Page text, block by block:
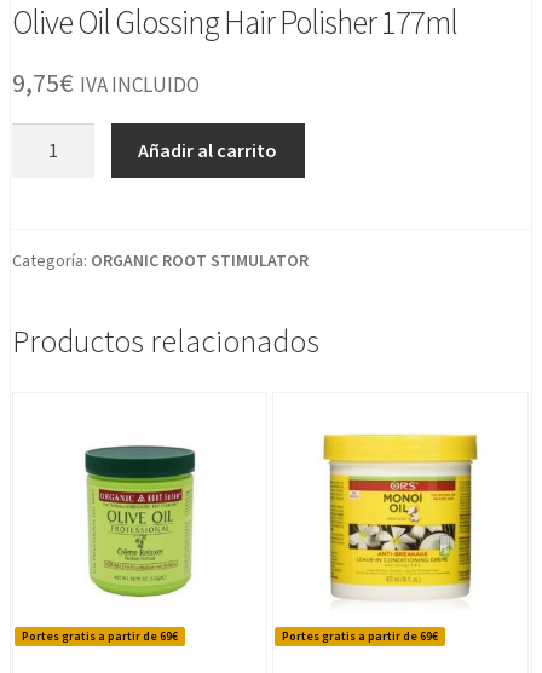
Olive Oil Glossing Hair Polisher 177ml
9,75€ IVA INCLUIDO
Polisher
Añadir al carrito
Categoría: ORGANIC ROOT STIMULATOR
Productos relacionados
Portes gratis a partir de 69€ Portes gratis a partir de 69€